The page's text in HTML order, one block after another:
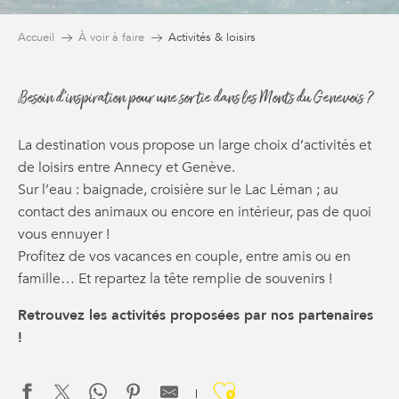
Accueil À voir à faire Activités & loisirs
Besoin d'inspiration pour une sortie dans les Monts du Genevois ?
La destination vous propose un large choix d’activités et
de loisirs entre Annecy et Genève.
Sur l’eau : baignade, croisière sur le Lac Léman ; au
contact des animaux ou encore en intérieur, pas de quoi
vous ennuyer !
Profitez de vos vacances en couple, entre amis ou en
famille… Et repartez la tête remplie de souvenirs !
Retrouvez les activités proposées par nos partenaires
!